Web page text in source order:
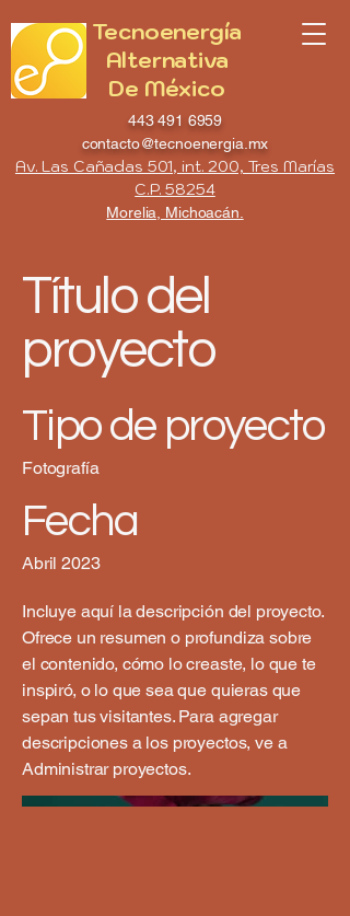
443 491 6959
contacto@tecnoenergia.mx
Av. Las Cañadas 501, int. 200, Tres Marías
C.P. 58254
Morelia, Michoacán.
Tecnoenergía
Alternativa
De México
Título del
proyecto
Tipo de proyecto
Fotografía
Fecha
Abril 2023
Incluye aquí la descripción del proyecto.
Ofrece un resumen o profundiza sobre
el contenido, cómo lo creaste, lo que te
inspiró, o lo que sea que quieras que
sepan tus visitantes. Para agregar
descripciones a los proyectos, ve a
Administrar proyectos.